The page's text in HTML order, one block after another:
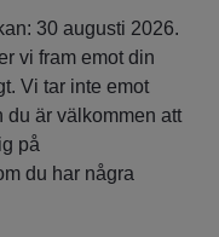
30 augusti 2026.
vi fram emot din
Vi tar inte emot
du är välkommen att
på
du har några